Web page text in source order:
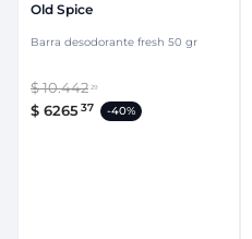
Old Spice
Barra desodorante fresh 50 gr
$10.442 29
$ 626537 -40%